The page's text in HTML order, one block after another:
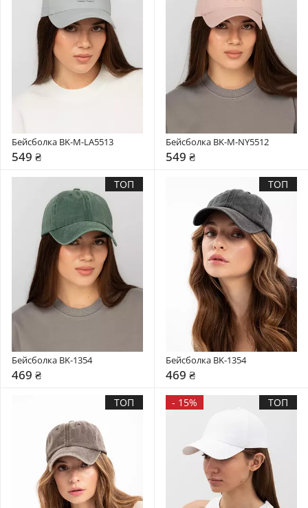
Бейсболка BK-M-LA5513
549 ₴
Бейсболка BK-M-NY5512
549 ₴
ТОП
Бейсболка BK-1354
469 ₴
ТОП
Бейсболка BK-1354
469 ₴
ТОП - 15% ТОП